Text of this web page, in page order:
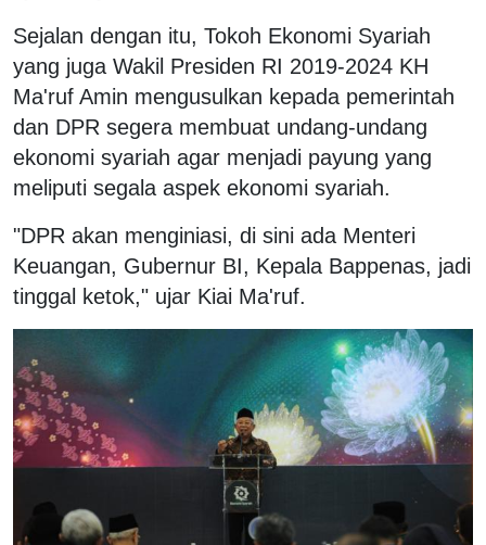
Sejalan dengan itu, Tokoh Ekonomi Syariah
yang juga Wakil Presiden RI 2019-2024 KH
Ma'ruf Amin mengusulkan kepada pemerintah
dan DPR segera membuat undang-undang
ekonomi syariah agar menjadi payung yang
meliputi segala aspek ekonomi syariah.
"DPR akan menginiasi, di sini ada Menteri
Keuangan, Gubernur BI, Kepala Bappenas, jadi
tinggal ketok," ujar Kiai Ma'ruf.